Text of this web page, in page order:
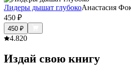
Лидеры дышат глубокоАнастасия
450 ₽
450 ₽
4.820
Издай свою книгу